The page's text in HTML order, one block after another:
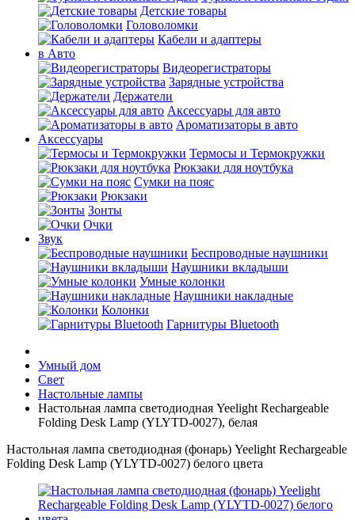
Детские товары
Головоломки
Кабели и адаптеры
в Авто
Видеорегистраторы
Зарядные устройства
Держатели
Аксессуары для авто
Ароматизаторы в авто
Аксессуары
Термосы и Термокружки
Рюкзаки для ноутбука
Сумки на пояс
Рюкзаки
Зонты
Очки
Звук
Беспроводные наушники
Наушники вкладыши
Умные колонки
Наушники накладные
Колонки
Гарнитуры Bluetooth
Умный дом
Свет
Настольные лампы
Настольная лампа светодиодная Yeelight Rechargeable
Folding Desk Lamp (YLYTD-0027), белая
Настольная лампа светодиодная (фонарь) Yeelight Rechargeable
Folding Desk Lamp (YLYTD-0027) белого цвета